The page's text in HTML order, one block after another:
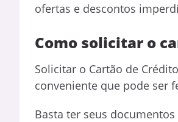
ofertas e descontos
Como solicitar o
Solicitar o Cartão de
conveniente que pode ser
Basta ter seus